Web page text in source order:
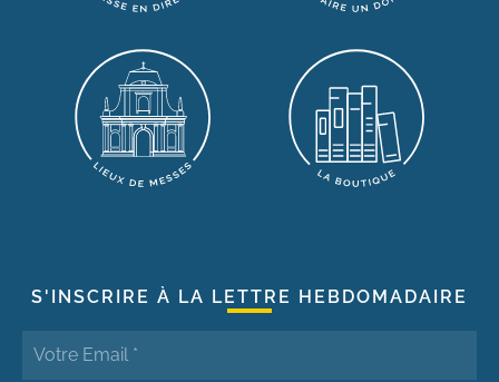
S'INSCRIRE À LA LETTRE HEBDOMADAIRE